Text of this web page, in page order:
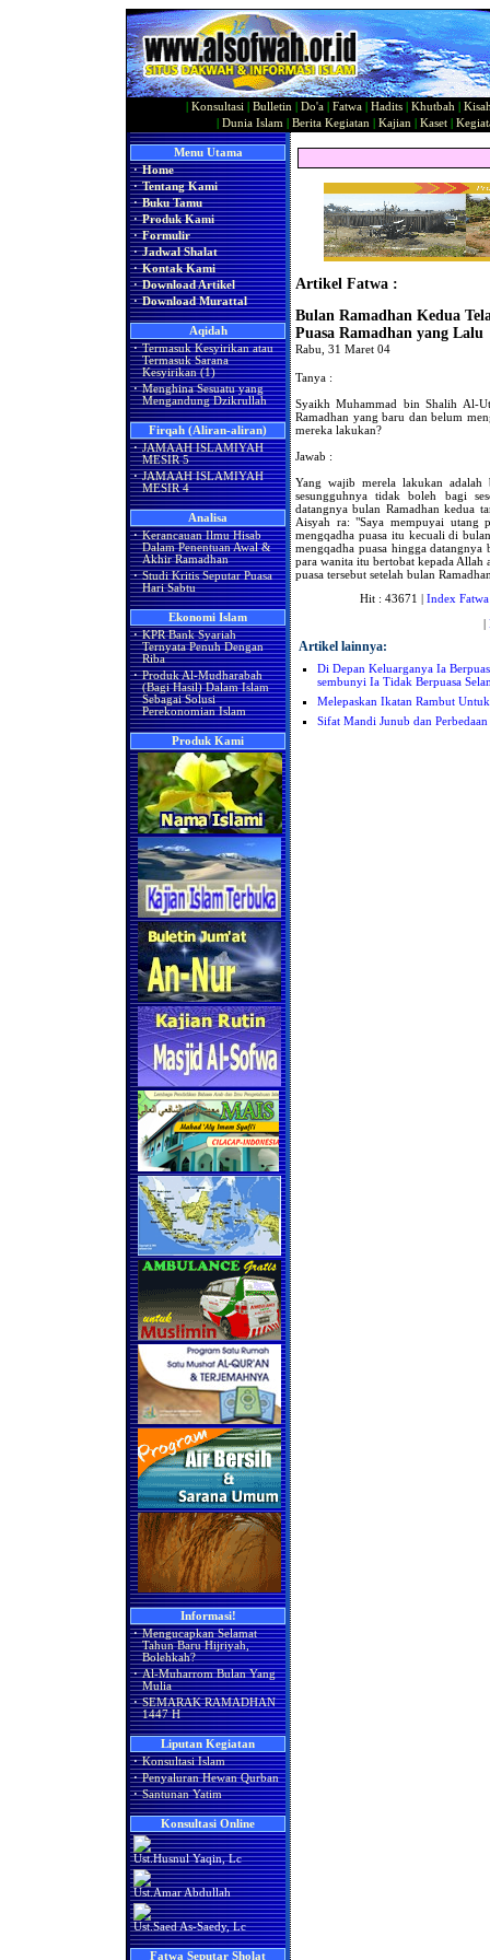
Konsultasi Bulletin Do'a Fatwa Hadits Khutbah
Dunia Islam Berita Kegiatan Kajian Kaset|
Menu Utama
· Home
· Tentang Kami
· Buku Tamu
· Produk Kami
· Formulir
· Jadwal Shalat
· Kontak Kami
· Download Artikel
· Download Murattal
Aqidah
· Termasuk Kesyirikan atau
Termasuk Sarana
Kesyirikan (1)
· Menghina Sesuatu yang
Mengandung Dzikrullah
Firqah (Aliran-aliran)
· JAMAAH ISLAMIYAH
MESIR 5
· JAMAAH ISLAMIYAH
MESIR 4
Analisa
· Kerancauan Ilmu Hisab
Dalam Penentuan Awal &
Akhir Ramadhan
· Studi Kritis Seputar Puasa
Hari Sabtu
Ekonomi Islam
· KPR Bank Syariah
Ternyata Penuh Dengan
Riba
· Produk Al-Mudharabah
(Bagi Hasil) Dalam Islam
Sebagai Solusi
Perekonomian Islam
Produk Kami
Informasi!
· Mengucapkan Selamat
Tahun Baru Hijriyah,
Bolehkah?
· Al-Muharrom Bulan Yang
Mulia
· SEMARAK RAMADHAN
1447 H
Liputan Kegiatan
· Konsultasi Islam
· Penyaluran Hewan Qurban
· Santunan Yatim
Konsultasi Online
Ust.Husnul Yaqin, Lc
Ust.Amar Abdullah
Ust.Saed As-Saedy, Lc
Fatwa Seputar Sholat
Artikel Fatwa :
Bulan Ramadhan Kedua
Puasa Ramadhan yang Lalu
Rabu, 31 Maret 04
Tanya :
Syaikh Muhammad bin Shalih Al-
Ramadhan yang baru dan belum
mereka lakukan?
Jawab :
Yang wajib merela lakukan
sesungguhnya tidak boleh bagi
datangnya bulan Ramadhan kedua
Aisyah ra: "Saya mempuyai utang
mengqadha puasa itu kecuali di
mengqadha puasa hingga
para wanita itu bertobat kepada Allah
puasa tersebut setelah bulan
Hit : 43671 | Index Fatwa
|
Artikel lainnya:
Di Depan Keluarganya Ia
sembunyi Ia Tidak Berpuasa
Melepaskan Ikatan Rambut
Sifat Mandi Junub dan